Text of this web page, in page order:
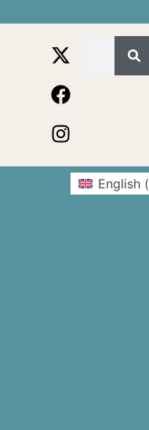
English(